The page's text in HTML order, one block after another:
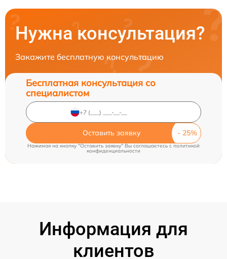
Нужна консультация?
Закажите бесплатную консультацию
Бесплатная консультация со
специалистом
Оставить заявку
Нажимая на кнопку "Оставить заявку" Вы соглашаетесь c политикой
конфиденциальности
Информация для
клиентов